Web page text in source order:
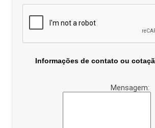
Informações de contato ou
Mensagem: